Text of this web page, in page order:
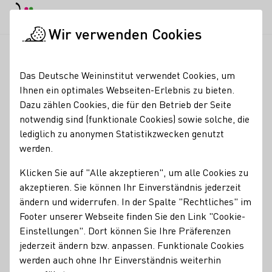
Unsere Podcasts
Weinwissen, Weintourismus, Experten-Tipps, Genuss-
Trends: Die Podcasts des DWI machen Lust auf
Weinerlebnisse! Die Podcast-Reihe widmet sich seit 2019
rund um den Wein. Im Mittelpunkt der Podcasts stehen
natürlich Themen rund um deutsche Weine und Sekte, die
13 Anbaugebiete sowie die deutschen Weinerzeuger.
Unsere Podcasts auch bei Apple oder
Spotify hören
Anhören auf
Apple Podcasts
Anhören auf
Spotify
Wir verwenden Cookies
Das Deutsche Weininstitut verwendet Cookies, um
Ihnen ein optimales Webseiten-Erlebnis zu bieten.
Dazu zählen Cookies, die für den Betrieb der Seite
notwendig sind (funktionale Cookies) sowie solche, die
lediglich zu anonymen Statistikzwecken genutzt
werden.
Klicken Sie auf "Alle akzeptieren", um alle Cookies zu
akzeptieren. Sie können Ihr Einverständnis jederzeit
ändern und widerrufen. In der Spalte "Rechtliches" im
Footer unserer Webseite finden Sie den Link "Cookie-
Einstellungen". Dort können Sie Ihre Präferenzen
jederzeit ändern bzw. anpassen. Funktionale Cookies
werden auch ohne Ihr Einverständnis weiterhin